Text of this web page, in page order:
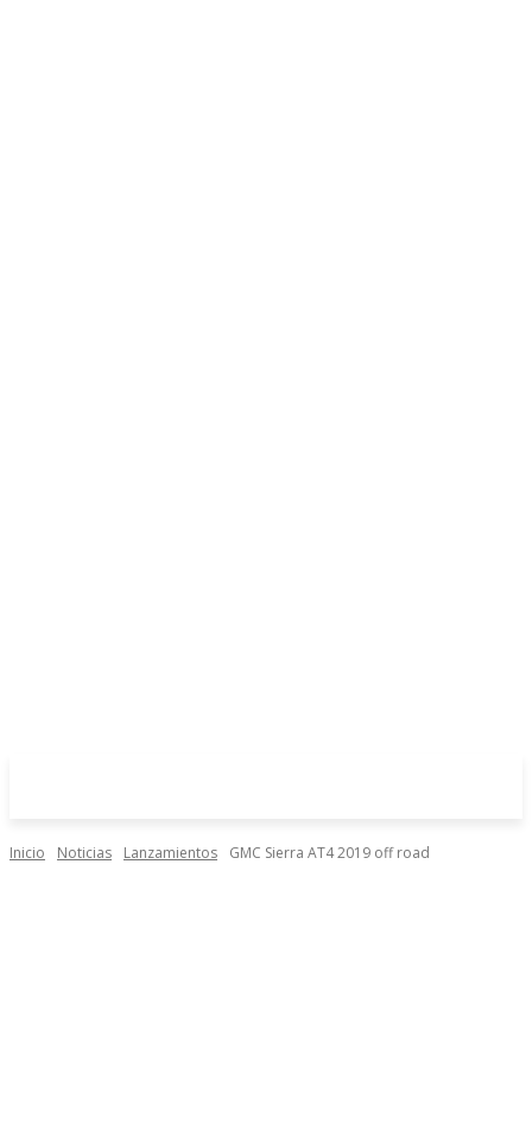
Inicio Noticias Lanzamientos GMC Sierra AT4 2019 off road